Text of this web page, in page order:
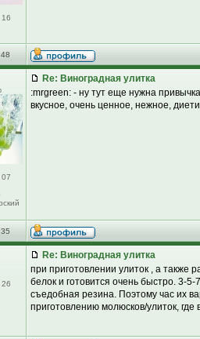
16
07
Re: Виноградная улитка
:mrgreen: - ну тут еще нужна
вкусное, очень ценное, нежное,
26
Re: Виноградная улитка
при приготовлении улиток , а также
белок и готовится очень быстро. 3-
съедобная резина. Поэтому час их
приготовлению молюсков/улиток,